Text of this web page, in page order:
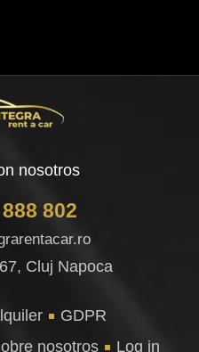
nosotros
802
Cluj Napoca
GDPR
nosotros Log in